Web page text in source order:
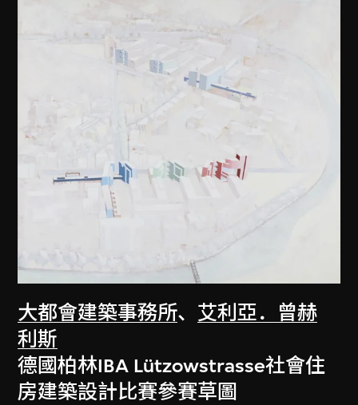
大都會建築事務所、 艾利亞．曾赫
利斯
德國柏林IBA Lützowstrasse社會住
房建築設計比賽參賽草圖